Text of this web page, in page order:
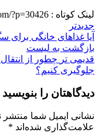
لینک کوتاه : ?p=30426
جدیدتر
آیا غذاهای خانگی برای
بازگشت به لیست
قدیمی تر چطور از
جلوگیری کنیم؟
دیدگاهتان را بنویسید
نشانی ایمیل شما منتشر
علامت‌گذاری شده‌اند *